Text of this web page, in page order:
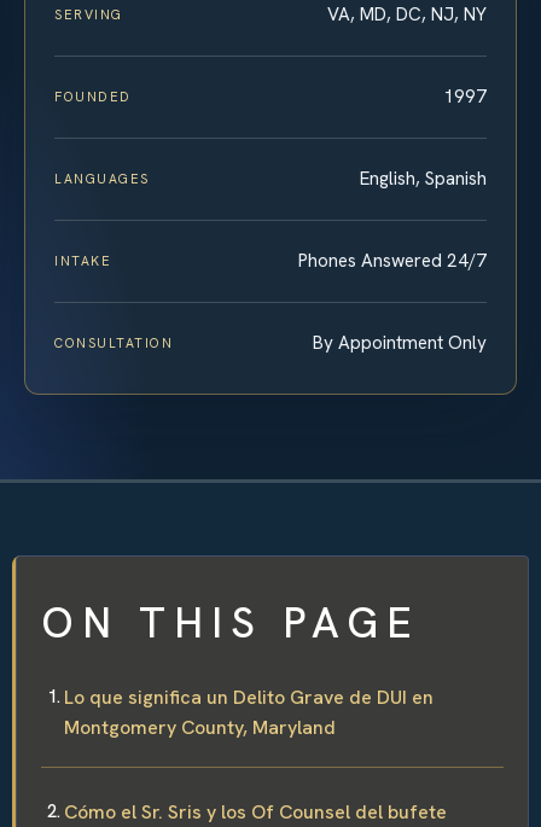
SERVING VA, MD, DC, NJ, NY
FOUNDED 1997
LANGUAGES English, Spanish
INTAKE Phones Answered 24/7
CONSULTATION By Appointment Only
ON THIS PAGE
Lo que significa un Delito Grave de DUI en
Montgomery County, Maryland
Cómo el Sr. Sris y los Of Counsel del bufete